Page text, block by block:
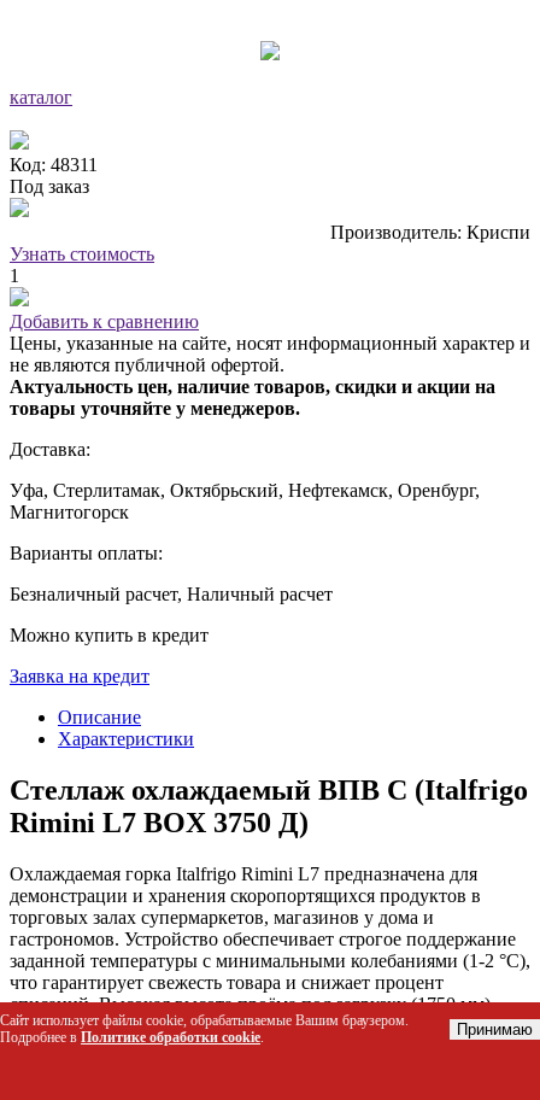
каталог
Код: 48311
Под заказ
Производитель: Криспи
Узнать стоимость
1
Добавить к сравнению
Цены, указанные на сайте, носят информационный характер и
не являются публичной офертой.
Актуальность цен, наличие товаров, скидки и акции на
товары уточняйте у менеджеров.
Доставка:
Уфа, Стерлитамак, Октябрьский, Нефтекамск, Оренбург,
Магнитогорск
Варианты оплаты:
Безналичный расчет, Наличный расчет
Можно купить в кредит
Заявка на кредит
Описание
Характеристики
Стеллаж охлаждаемый ВПВ С (Italfrigo
Rimini L7 BOX 3750 Д)
Охлаждаемая горка Italfrigo Rimini L7 предназначена для
демонстрации и хранения скоропортящихся продуктов в
торговых залах супермаркетов, магазинов у дома и
гастрономов. Устройство обеспечивает строгое поддержание
заданной температуры с минимальными колебаниями (1-2 °C),
что гарантирует свежесть товара и снижает процент
списаний. Высокая высота проёма под загрузку (1750 мм)
позволяет эффективно использовать внутреннее
пространство, устанавливая дополнительные ярусы полок для
Сайт использует файлы cookie, обрабатываемые Вашим браузером.
Подробнее в Политике обработки cookie. Принимаю